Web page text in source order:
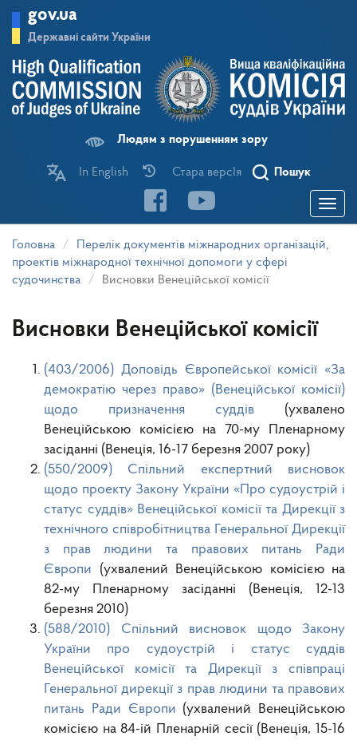
основного
матеріалу
gov.ua
Державні сайти України
Людям з порушенням зору
In English Стара версІя Пошук
Toggle
Головна
Перелік документів міжнародних організацій,
проектів міжнародної технічної допомоги у сфері
судочинства
Висновки Венеційської комісії
Висновки Венеційської комісії
(403/2006) Доповідь Європейської комісії «За
демократію через право» (Венеційської комісії)
щодо призначення суддів (ухвалено
Венеційською комісією на 70-му Пленарному
засіданні (Венеція, 16-17 березня 2007 року)
(550/2009) Спільний експертний висновок
щодо проекту Закону України «Про судоустрій і
статус суддів» Венеційської комісії та Дирекції з
технічного співробітництва Генеральної Дирекції
з прав людини та правових питань Ради
Європи (ухвалений Венеційською комісією на
82-му Пленарному засіданні (Венеція, 12-13
березня 2010)
(588/2010) Спільний висновок щодо Закону
України про судоустрій і статус суддів
Венеційської комісії та Дирекції з співпраці
Генеральної дирекції з прав людини та правових
питань Ради Європи (ухвалений Венеційською
комісією на 84-ій Пленарній сесії (Венеція, 15-16